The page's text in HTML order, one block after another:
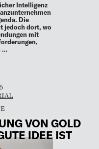
Intelligenz
Die
jedoch dort, wo
mit
…
VON GOLD
IDEE IST